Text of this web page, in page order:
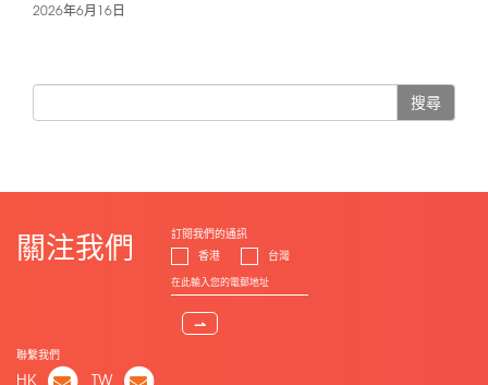
2026年6月16日
搜尋
關注我們
訂閱我們的通訊
香港
台灣
⇀
聯繫我們
HK TW